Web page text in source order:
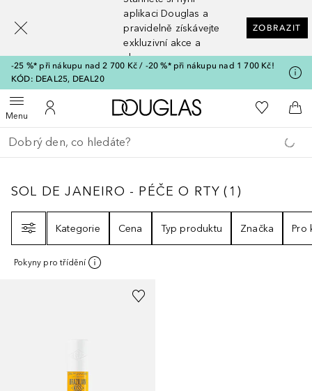
aplikaci Douglas a
pravidelně získávejte
exkluzivní akce a
slevy
ZOBRAZIT
-25 %* při nákupu nad 2 700 Kč / -20 %* při nákupu nad 1 700 Kč!
KÓD: DEAL25, DEAL20
MenuOtevřít menuK mému účtu
Domů K mému
Do
Vraťte se
Proveďte vyhledávání
SOL DE JANEIRO - PÉČE O RTY 1
SOL DE JANEIRO - PÉČE O RTY ( 1 )
Kategorie
Cena Typ produktu Značka Pro
Pokyny pro třídění
[navigation.slideout.screenreader]